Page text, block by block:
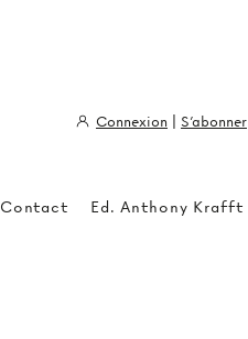
Contact Ed. Anthony Krafft
Connexion S'abonner